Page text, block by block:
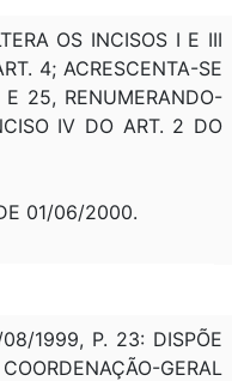
OS INCISOS I E III
4; ACRESCENTA-SE
25, RENUMERANDO-
IV DO ART. 2 DO
01/06/2000.
1999, P. 23: DISPÕE
GERAL